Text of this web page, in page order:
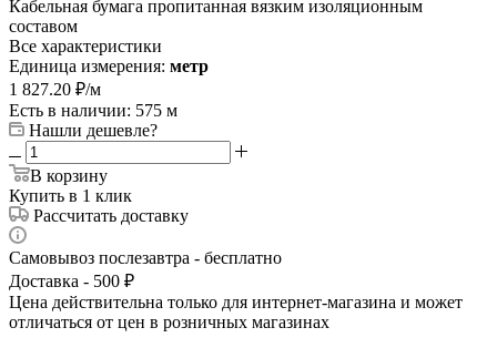
Кабельная бумага пропитанная вязким изоляционным
составом
Все характеристики
Единица измерения: метр
1 827.20 ₽/м
Есть в наличии: 575 м
Нашли дешевле?
В корзину
Купить в 1 клик
Рассчитать доставку
Самовывоз послезавтра - бесплатно
Доставка - 500 ₽
Цена действительна только для интернет-магазина и может
отличаться от цен в розничных магазинах